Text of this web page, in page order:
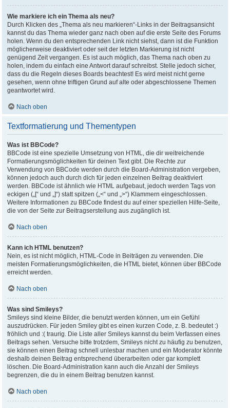
Wie markiere ich ein Thema als neu?
Durch Klicken des „Thema als neu markieren“-Links in der Beitragsansicht
kannst du das Thema wieder ganz nach oben auf die erste Seite des Forums
holen. Wenn du den entsprechenden Link nicht siehst, dann ist die Funktion
möglicherweise deaktiviert oder seit der letzten Markierung ist nicht
genügend Zeit vergangen. Es ist auch möglich, das Thema nach oben zu
holen, indem du einfach eine Antwort darauf schreibst. Stelle jedoch sicher,
dass du die Regeln dieses Boards beachtest! Es wird meist nicht gerne
gesehen, wenn ohne triftigen Grund auf alte oder abgeschlossene Themen
geantwortet wird.
Nach oben
Textformatierung und Thementypen
Was ist BBCode?
BBCode ist eine spezielle Umsetzung von HTML, die dir weitreichende
Formatierungsmöglichkeiten für deinen Text gibt. Die Rechte zur
Verwendung von BBCode werden durch die Board-Administration vergeben,
können jedoch auch durch dich für jeden einzelnen Beitrag deaktiviert
werden. BBCode ist ähnlich wie HTML aufgebaut, jedoch werden Tags von
eckigen („[“ und „]“) statt spitzen („<“ und „>“) Klammern eingeschlossen.
Weitere Informationen zu BBCode findest du auf einer speziellen Hilfe-Seite,
die von der Seite zur Beitragserstellung aus zugänglich ist.
Nach oben
Kann ich HTML benutzen?
Nein, es ist nicht möglich, HTML-Code in Beiträgen zu verwenden. Die
meisten Formatierungsmöglichkeiten, die HTML bietet, können über BBCode
erreicht werden.
Nach oben
Was sind Smileys?
Smileys sind kleine Bilder, die benutzt werden können, um ein Gefühl
auszudrücken. Für jeden Smiley gibt es einen kurzen Code, z. B. bedeutet :)
fröhlich und :( traurig. Die Liste aller Smileys kannst du beim Verfassen eines
Beitrags sehen. Versuche bitte trotzdem, Smileys nicht zu häufig zu benutzen,
sie können einen Beitrag schnell unlesbar machen und ein Moderator könnte
deshalb deinen Beitrag entsprechend überarbeiten oder gar komplett
löschen. Die Board-Administration kann auch die Anzahl der Smileys
begrenzen, die du in einem Beitrag benutzen kannst.
Nach oben